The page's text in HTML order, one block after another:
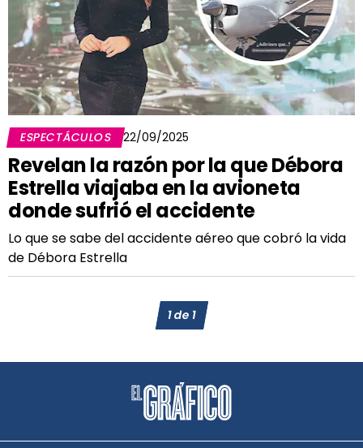
ESPECTÁCULOS 22/09/2025
Revelan la razón por la que Débora
Estrella viajaba en la avioneta
donde sufrió el accidente
Lo que se sabe del accidente aéreo que cobró la vida
de Débora Estrella
1de1